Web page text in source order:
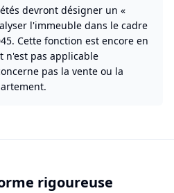
devront désigner un «
l'immeuble dans le cadre
Cette fonction est encore en
n'est pas applicable
pas la vente ou la
rigoureuse